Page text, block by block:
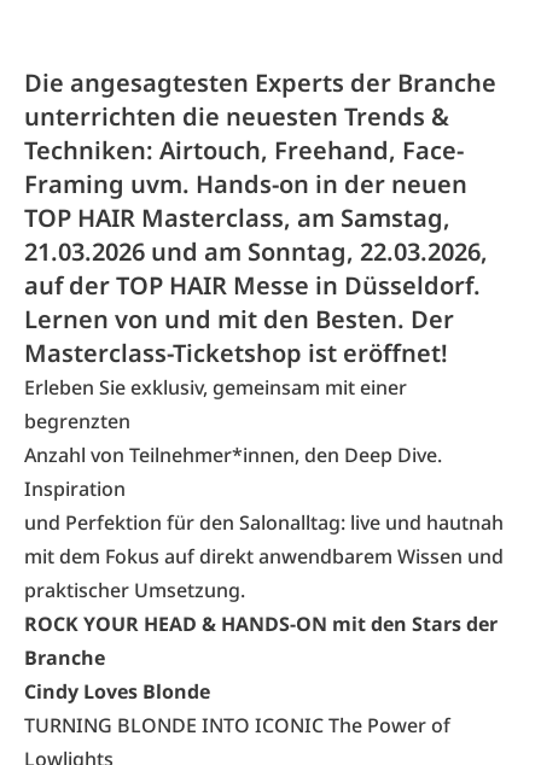
Die angesagtesten Experts der Branche
unterrichten die neuesten Trends &
Techniken: Airtouch, Freehand, Face-
Framing uvm. Hands-on in der neuen
TOP HAIR Masterclass, am Samstag,
21.03.2026 und am Sonntag, 22.03.2026,
auf der TOP HAIR Messe in Düsseldorf.
Lernen von und mit den Besten. Der
Masterclass-Ticketshop ist eröffnet!
Erleben Sie exklusiv, gemeinsam mit einer
begrenzten
Anzahl von Teilnehmer*innen, den Deep Dive.
Inspiration
und Perfektion für den Salonalltag: live und hautnah
mit dem Fokus auf direkt anwendbarem Wissen und
praktischer Umsetzung.
ROCK YOUR HEAD & HANDS-ON mit den Stars der
Branche
Cindy Loves Blonde
TURNING BLONDE INTO ICONIC The Power of
Lowlights